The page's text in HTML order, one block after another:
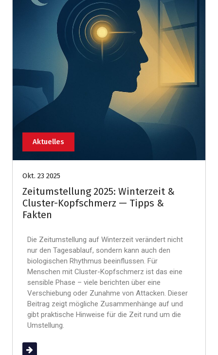
Aktuelles
Okt. 23 2025
Zeitumstellung 2025: Winterzeit &
Cluster-Kopfschmerz — Tipps &
Fakten
Die Zeitumstellung auf Winterzeit verändert nicht
nur den Tagesablauf, sondern kann auch den
biologischen Rhythmus beeinflussen. Für
Menschen mit Cluster-Kopfschmerz ist das eine
sensible Phase – viele berichten über eine
Verschiebung oder Zunahme von Attacken. Dieser
Beitrag zeigt mögliche Zusammenhänge auf und
gibt praktische Hinweise für die Zeit rund um die
Umstellung.
(mehr …)